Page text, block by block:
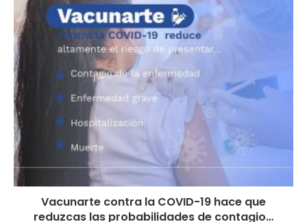
Vacunarte contra la COVID-19 hace que
reduzcas las probabilidades de contagio…